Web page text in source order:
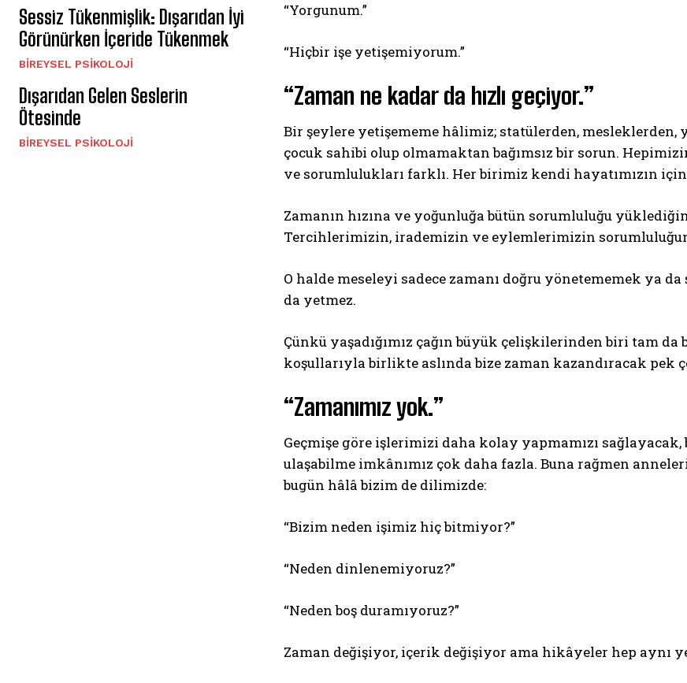
ABONE OL
Gizlilik politikasınıokudum, onaylıyorum.
Sessiz Tükenmişlik: Dışarıdan İyi
Görünürken İçeride Tükenmek
BIREYSEL PSIKOLOJI
Dışarıdan Gelen Seslerin
Ötesinde
BIREYSEL PSIKOLOJI
“Yorgunum.”
“Hiçbir işe yetişemiyorum.”
“Zaman ne kadar da hızlı geçiyor.”
Bir şeylere yetişememe hâlimiz; statülerden,
çocuk sahibi olup olmamaktan bağımsız bir sorun.
ve sorumlulukları farklı. Her birimiz kendi hayatımızın
Zamanın hızına ve yoğunluğa bütün sorumluluğu
Tercihlerimizin, irademizin ve eylemlerimizin
O halde meseleyi sadece zamanı doğru yönetememek ya
da yetmez.
Çünkü yaşadığımız çağın büyük çelişkilerinden biri tam
koşullarıyla birlikte aslında bize zaman kazandıracak pek
“Zamanımız yok.”
Geçmişe göre işlerimizi daha kolay yapmamızı
ulaşabilme imkânımız çok daha fazla. Buna rağmen
bugün hâlâ bizim de dilimizde:
“Bizim neden işimiz hiç bitmiyor?”
“Neden dinlenemiyoruz?”
“Neden boş duramıyoruz?”
Zaman değişiyor, içerik değişiyor ama hikâyeler hep aynı